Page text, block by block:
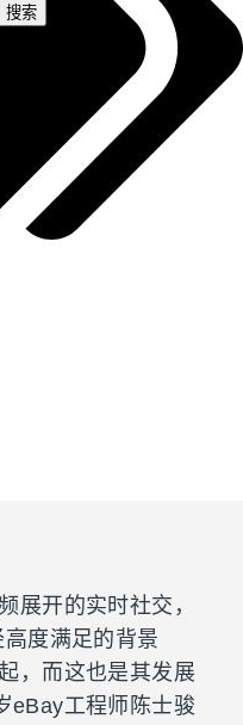
展开的实时社交，
度满足的背景
，而这也是其发展
eBay工程师陈士骏